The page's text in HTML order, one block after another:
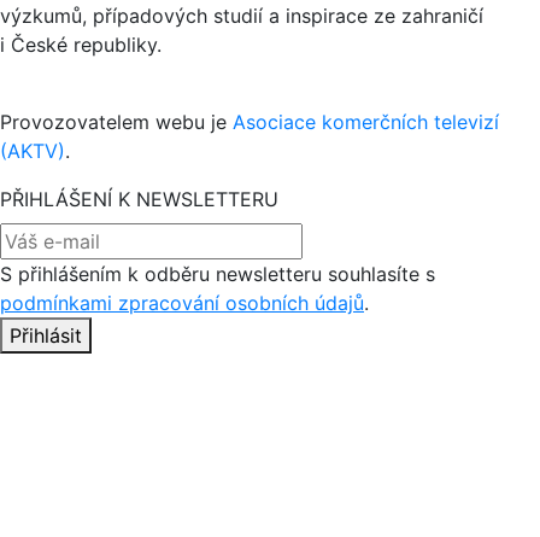
výzkumů, případových studií a inspirace ze zahraničí
i České republiky.
Provozovatelem webu je Asociace komerčních televizí
(AKTV).
PŘIHLÁŠENÍ K NEWSLETTERU
S přihlášením k odběru newsletteru souhlasíte s
podmínkami zpracování osobních údajů.
Přihlásit